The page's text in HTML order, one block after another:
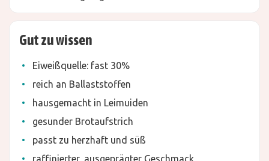
Gut zu wissen
Eiweißquelle: fast 30%
reich an Ballaststoffen
hausgemacht in Leimuiden
gesunder Brotaufstrich
passt zu herzhaft und süß
raffinierter, ausgeprägter Geschmack